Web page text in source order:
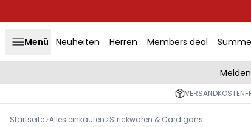
Menü Neuheiten Herren Members deal
Startseite Alles einkaufen Strickwaren & Cardigans